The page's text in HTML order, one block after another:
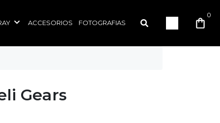
ACCESORIOS FOTOGRAFIAS
0
Gears